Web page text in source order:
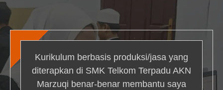
Kurikulum berbasis produksi/jasa yang
diterapkan di SMK Telkom Terpadu AKN
Marzuqi benar-benar membantu saya